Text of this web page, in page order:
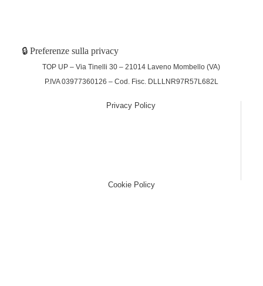
🔒 Preferenze sulla privacy
TOP UP – Via Tinelli 30 – 21014 Laveno Mombello (VA)
P.IVA 03977360126 – Cod. Fisc. DLLLNR97R57L682L
Privacy Policy
Cookie Policy